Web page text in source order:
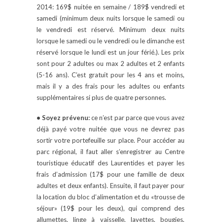
2014: 169$ nuitée en semaine / 189$ vendredi et
samedi (minimum deux nuits lorsque le samedi ou
le vendredi est réservé. Minimum deux nuits
lorsque le samedi ou le vendredi ou le dimanche est
réservé lorsque le lundi est un jour férié.). Les prix
sont pour 2 adultes ou max 2 adultes et 2 enfants
(5-16 ans). C’est gratuit pour les 4 ans et moins,
mais il y a des frais pour les adultes ou enfants
supplémentaires si plus de quatre personnes.
• Soyez prévenu:ce n’est par parce que vous avez
déjà payé votre nuitée que vous ne devrez pas
sortir votre portefeuille sur place. Pour accéder au
parc régional, il faut aller s’enregistrer au Centre
touristique éducatif des Laurentides et payer les
frais d’admission (17$ pour une famille de deux
adultes et deux enfants). Ensuite, il faut payer pour
la location du bloc d’alimentation et du «trousse de
séjour» (19$ pour les deux), qui comprend des
allumettes, linge à vaisselle, lavettes, bougies,